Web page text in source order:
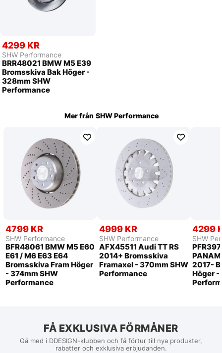
4299 KR
SHW Performance
BRR48021 BMW M5 E39
Bromsskiva Bak Höger -
328mm SHW
Performance
Mer från SHW Performance
4799 KR
SHW Performance
BFR48061 BMW M5 E60
E61 / M6 E63 E64
Bromsskiva Fram Höger
- 374mm SHW
Performance
4999 KR
SHW Performance
AFX45511 Audi TT RS
2014+ Bromsskiva
Framaxel - 370mm SHW
Performance
4299
SHW
2017-
Höger -
FÅ EXKLUSIVA FÖRMÅNER
Gå med i DDESIGN-klubben och få förtur till nya produkter,
rabatter och exklusiva erbjudanden.